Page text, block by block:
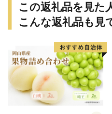
この返礼品を見た
こんな返礼品も見